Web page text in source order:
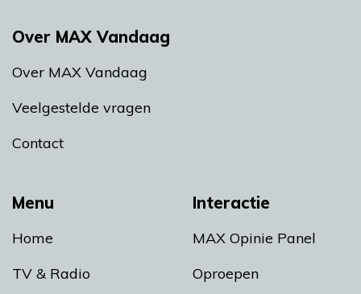
Menu
Home
TV & Radio
Interactie
MAX Opinie Panel
Oproepen
Over MAX Vandaag
Over MAX Vandaag
Veelgestelde vragen
Contact